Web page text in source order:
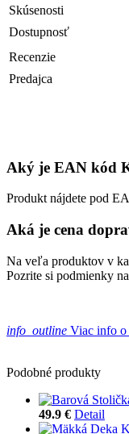
Skúsenosti
Dostupnosť
Recenzie
Predajca
Aký je EAN kód
Produkt nájdete pod
Aká je cena
Na veľa produktov v
Pozrite si podmienky
info_outline Viac info o
Podobné produkty
49.9 € Detail